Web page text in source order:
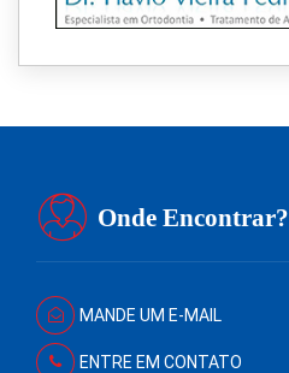
Onde Encontrar?
MANDE UM E-MAIL
ENTRE EM CONTATO